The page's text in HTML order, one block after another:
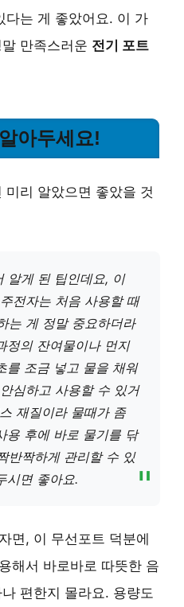
다는 게 좋았어요. 이 가
만족스러운 전기 포트
아두세요!
리 알았으면 좋았을 것
알게 된 팁인데요, 이
전자는 처음 사용할 때
는 게 정말 중요하더라
정의 잔여물이나 먼지
를 조금 넣고 물을 채워
심하고 사용할 수 있거
재질이라 물때가 좀
용 후에 바로 물기를 닦
반짝하게 관리할 수 있
시면 좋아요.
면, 이 무선포트 덕분에
해서 바로바로 따뜻한 음
편한지 몰라요. 용량도